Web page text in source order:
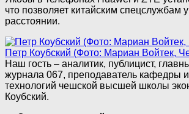
что позволяет китайским спецслужбам
расстоянии.
Петр Коубский (Фото: Мариан Войтек,
Наш гость – аналитик, публицист,
журнала 067, преподаватель кафедры
технологий чешской высшей школы
Коубский.